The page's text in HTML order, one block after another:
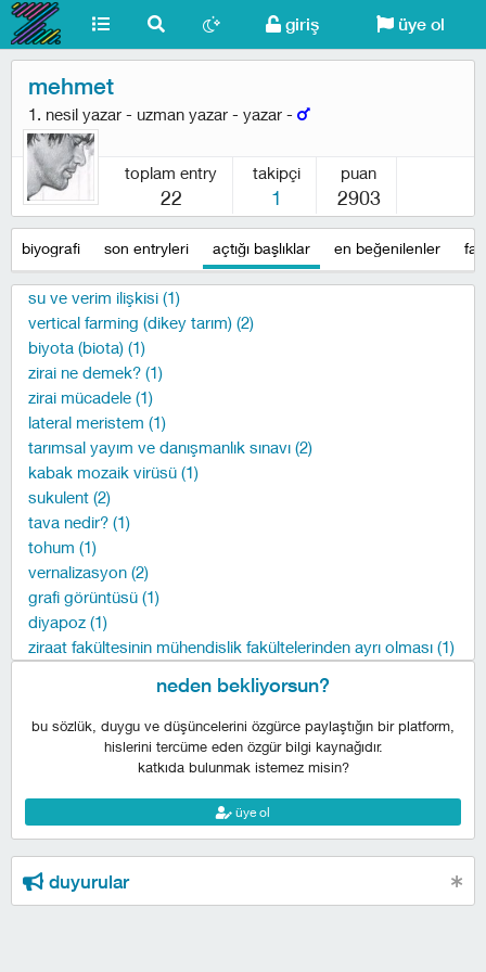
giriş üye ol
mehmet
1. nesil yazar - uzman yazar - yazar -
toplam entry
22
takipçi
1
puan
2903
biyografi son entryleri açtığı başlıklar en beğenilenler
su ve verim ilişkisi (1)
vertical farming (dikey tarım) (2)
biyota (biota) (1)
zirai ne demek? (1)
zirai mücadele (1)
lateral meristem (1)
tarımsal yayım ve danışmanlık sınavı (2)
kabak mozaik virüsü (1)
sukulent (2)
tava nedir? (1)
tohum (1)
vernalizasyon (2)
grafi görüntüsü (1)
diyapoz (1)
ziraat fakültesinin mühendislik fakültelerinden ayrı olması (1)
neden bekliyorsun?
bu sözlük, duygu ve düşüncelerini özgürce paylaştığın bir platform,
hislerini tercüme eden özgür bilgi kaynağıdır.
katkıda bulunmak istemez misin?
üye ol
duyurular